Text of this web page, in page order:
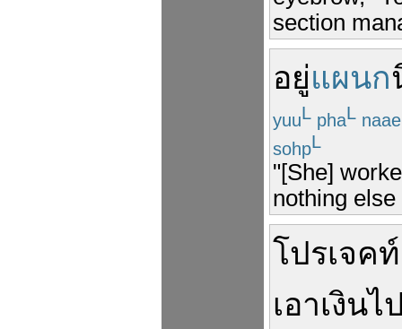
section
อยู่แผนก
yuuL phaL
sohpL
"[She]
nothing
โปรเจคท์
เอาเงินไ